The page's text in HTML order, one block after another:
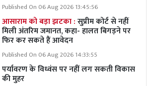
Published On 06 Aug 2026 13:45:56
आसाराम को बड़ा झटका :सुप्रीम कोर्ट से नहीं
मिली अंतरिम जमानत, कहा- हालत बिगड़ने पर
फिर कर सकते हैं आवेदन
Published On 06 Aug 2026 14:33:55
पर्यावरण के विध्वंस पर नहीं लग सकती विकास
की मुहर